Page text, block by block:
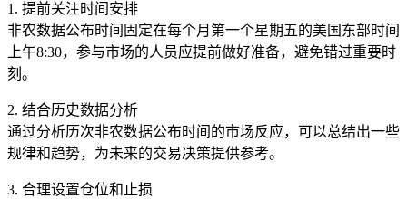
1. 提前关注时间安排
非农数据公布时间固定在每个月第一个星期五的美国东部时间
上午8:30，参与市场的人员应提前做好准备，避免错过重要时
刻。
2. 结合历史数据分析
通过分析历次非农数据公布时间的市场反应，可以总结出一些
规律和趋势，为未来的交易决策提供参考。
3. 合理设置仓位和止损